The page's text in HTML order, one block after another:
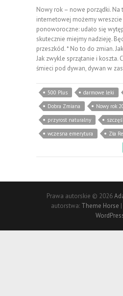
Nowy rok – nowe porządki. Na
internetowej możemy
ponoworoczne: udało się
skutecznie miejmy nadzieję.
przeszkód. * No to do zmian.
Jak zwykle sprzątanie i koszta.
śmieci pod dywan, dywan w
500 Plus darmowe leki
Dobra Zmiana
Nowy rok
przyrost naturalny
wczesna emerytura
Zła
Prawa autorskie © 2026
autorstwa: Theme Horse